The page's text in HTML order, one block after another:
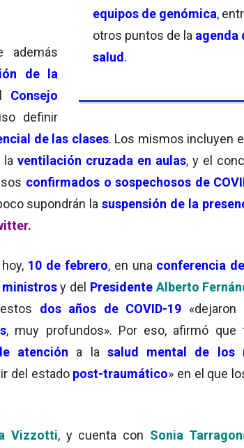
equipos de genómica,
otros puntos de la agenda
salud.
de la
Consejo
definir
de las clases. Los mismos incluyen
la ventilación cruzada en aulas, y el
confirmados o sospechosos de
supondrán la suspensión de la
10 de febrero, en una conferencia
ministrosy del Presidente Alberto
dos años de COVID-19 «dejaron
, muy profundos». Por eso, afirmó que
atención a la salud mental de los
del estado post-traumático» en el que
Vizzotti, y cuenta con Sonia